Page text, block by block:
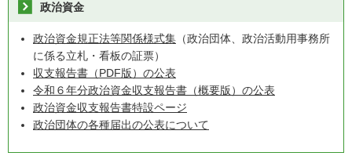
政治資金
政治資金規正法等関係様式集 （政治団体、政治活動用事務所
に係る立札・看板の証票）
収支報告書（PDF版）の公表
令和６年分政治資金収支報告書（概要版）の公表
政治資金収支報告書特設ページ
政治団体の各種届出の公表について